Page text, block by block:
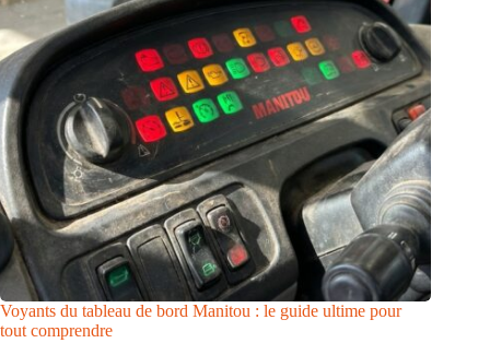
Voyants du tableau de bord Manitou : le guide ultime pour
tout comprendre